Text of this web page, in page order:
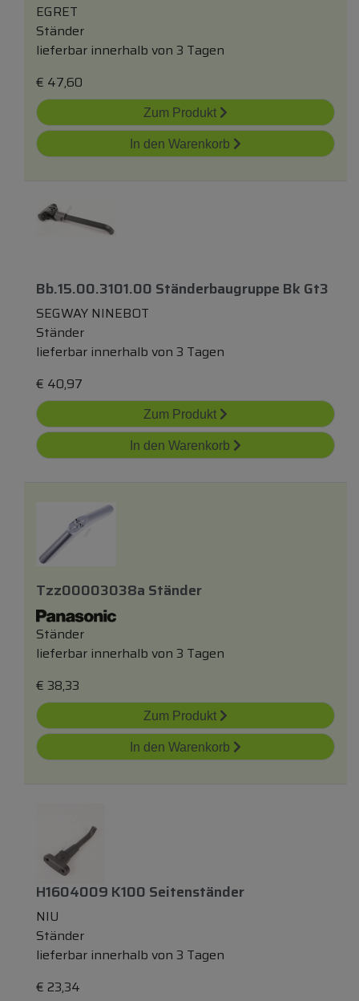
EGRET
Ständer
lieferbar innerhalb von 3 Tagen
€ 47,60
Zum Produkt
In den Warenkorb
Bb.15.00.3101.00 Ständerbaugruppe Bk Gt3
SEGWAY NINEBOT
Ständer
lieferbar innerhalb von 3 Tagen
€ 40,97
Zum Produkt
In den Warenkorb
Tzz00003038a Ständer
Ständer
lieferbar innerhalb von 3 Tagen
€ 38,33
Zum Produkt
In den Warenkorb
H1604009 K100 Seitenständer
NIU
Ständer
lieferbar innerhalb von 3 Tagen
€ 23,34